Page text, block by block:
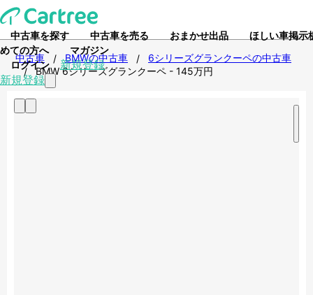
中古車を探す 中古車を売る おまかせ出品
ほしい車掲示
めての方へ
マガジン
ログイン
新規登録
新規登録
中古車 / BMWの中古車 /
6シリーズグランクーペの中古車
/
BMW 6シリーズグランクーペ - 145万円